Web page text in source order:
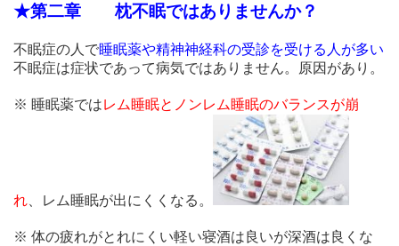
★第二章 枕不眠ではありませんか？
不眠症の人で睡眠薬や精神神経科の受診を受ける人が多い
不眠症は症状であって病気ではありません。原因があり。
※ 睡眠薬ではレム睡眠とノンレム睡眠のバランスが崩
れ 、レム睡眠が出にくくなる。
※ 体の疲れがとれにくい軽い寝酒は良いが深酒は良くな